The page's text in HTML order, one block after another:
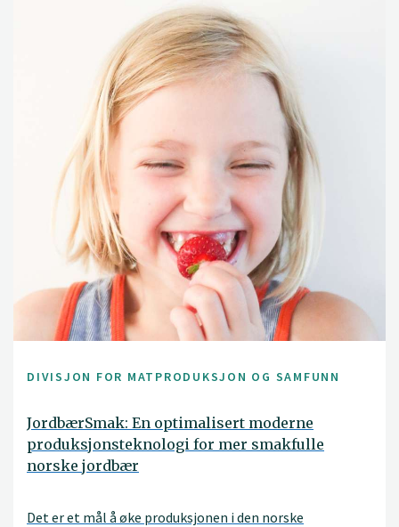
RibesMax vil sette søkelys på utfordringer og
muligheter for økt produksjon og økt verdiskapning, og
prosjektet vil gi næringen et løft, ved å involvere hele
DIVISJON FOR MATPRODUKSJON OG SAMFUNN
JordbærSmak: En optimalisert moderne
produksjonsteknologi for mer smakfulle
norske jordbær
Det er et mål å øke produksjonen i den norske